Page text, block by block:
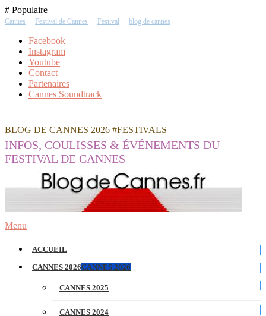
Skip
To
# Populaire
Cannes Festival de Cannes Festival blog de cannes
Facebook
Instagram
Youtube
Contact
Partenaires
Cannes Soundtrack
BLOG DE CANNES 2026 #FESTIVALS
INFOS, COULISSES & ÉVÉNEMENTS DU
FESTIVAL DE CANNES
Menu
ACCUEIL
CANNES 2026CANNES 2026
CANNES 2025
CANNES 2024